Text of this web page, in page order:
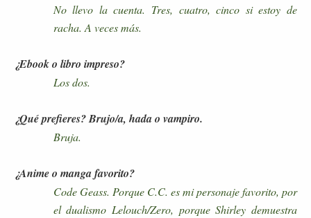
No llevo la cuenta. Tres, cuatro, cinco si estoy de
racha. A veces más.
¿Ebook o libro impreso?
Los dos.
¿Qué prefieres? Brujo/a, hada o vampiro.
Bruja.
¿Anime o manga favorito?
Code Geass. Porque C.C. es mi personaje favorito, por
el dualismo Lelouch/Zero, porque Shirley demuestra